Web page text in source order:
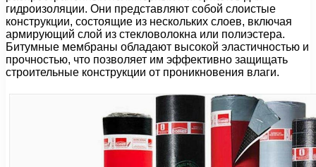
гидроизоляции. Они представляют собой слоистые
конструкции, состоящие из нескольких слоев, включая
армирующий слой из стекловолокна или полиэстера.
Битумные мембраны обладают высокой эластичностью и
прочностью, что позволяет им эффективно защищать
строительные конструкции от проникновения влаги.